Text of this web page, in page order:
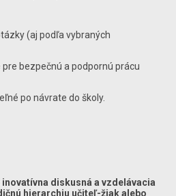
(aj podľa vybraných
bezpečnú a podpornú prácu
po návrate do školy.
inovatívna diskusná a vzdelávacia
hierarchiu učiteľ-žiak alebo